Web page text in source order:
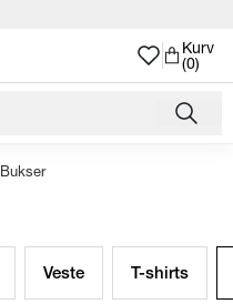
Kurv
(0)
Bukser
Veste T-shirts